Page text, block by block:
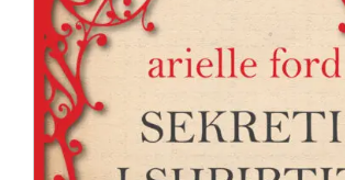
Evente
Blog